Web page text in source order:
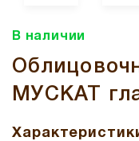
В наличии
МУСКАТ